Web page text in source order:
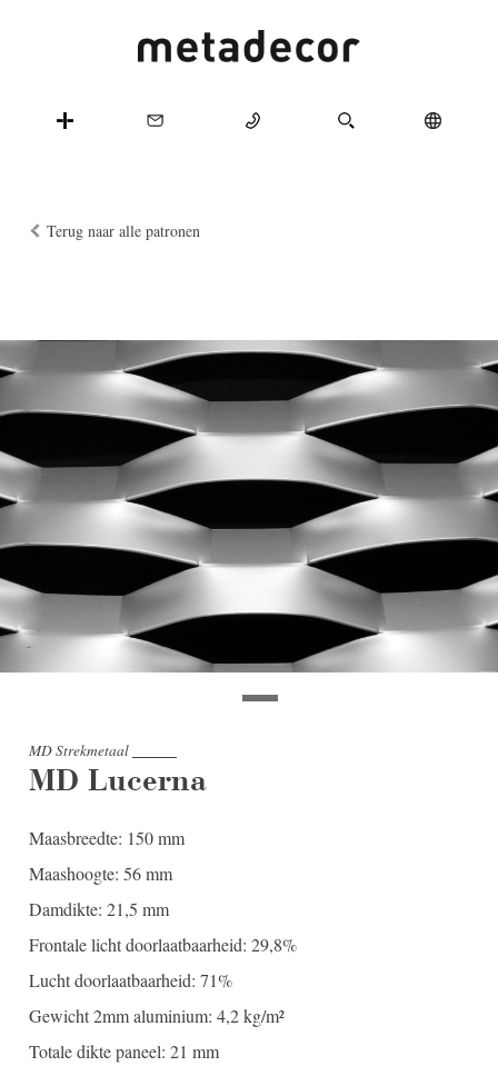
Terug naar alle patronen
MD Strekmetaal
MD Lucerna
Maasbreedte: 150 mm
Maashoogte: 56 mm
Damdikte: 21,5 mm
Frontale licht doorlaatbaarheid: 29,8%
Lucht doorlaatbaarheid: 71%
Gewicht 2mm aluminium: 4,2 kg/m²
Totale dikte paneel: 21 mm